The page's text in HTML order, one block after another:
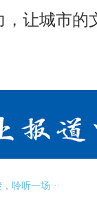
让城市的
聆听一场···